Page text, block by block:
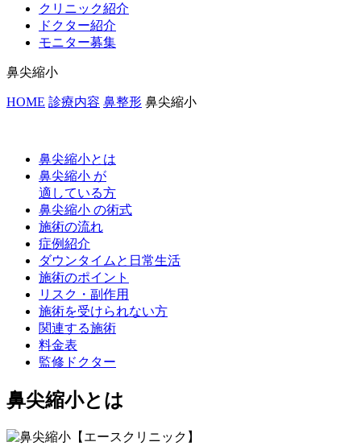
クリニック紹介
ドクター紹介
モニター募集
鼻尖縮小
HOME 診療内容 鼻整形 鼻尖縮小
鼻尖縮小とは
鼻尖縮小 が
適している方
鼻尖縮小 の術式
施術の流れ
症例紹介
ダウンタイムと日常生活
施術のポイント
リスク・副作用
施術を受けられない方
関連する施術
料金表
監修ドクター
鼻尖縮小とは